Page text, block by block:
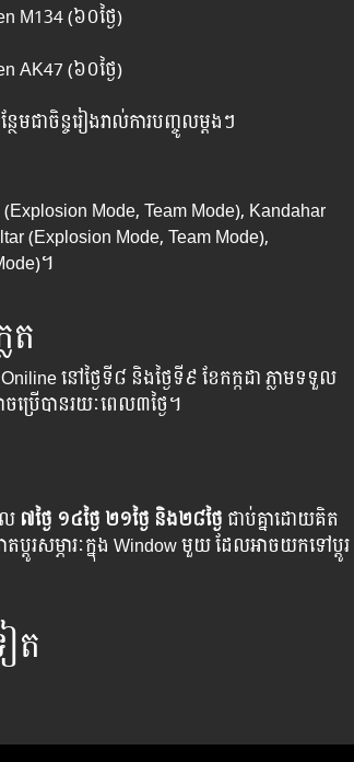
(៦០ថ្ងៃ)
(៦០ថ្ងៃ)
ជាចិន្ច​រៀង​រាល់​ការ​បញ្ចូល​ម្តងៗ
Mode, Team Mode), Kandahar
(Explosion Mode, Team Mode),
។
ត
នៅ​ថ្ងៃទី​៨ និងថ្ងៃទី៩ ខែ​កក្កដា ភ្លាម​​​ទទួល​
ប្រើ​បាន​រយៈពេល​៣ថ្ងៃ។
៧ថ្ងៃ​ ១៤ថ្ងៃ២១ថ្ងៃ និង២៨ថ្ងៃ ​ ជាប់​គ្នាដោយគិត
តូរ​សម្ភារៈ​ក្នុង​ Window មួយ​ ដែល​អាច​យក​ទៅ​ប្តូរ
ត